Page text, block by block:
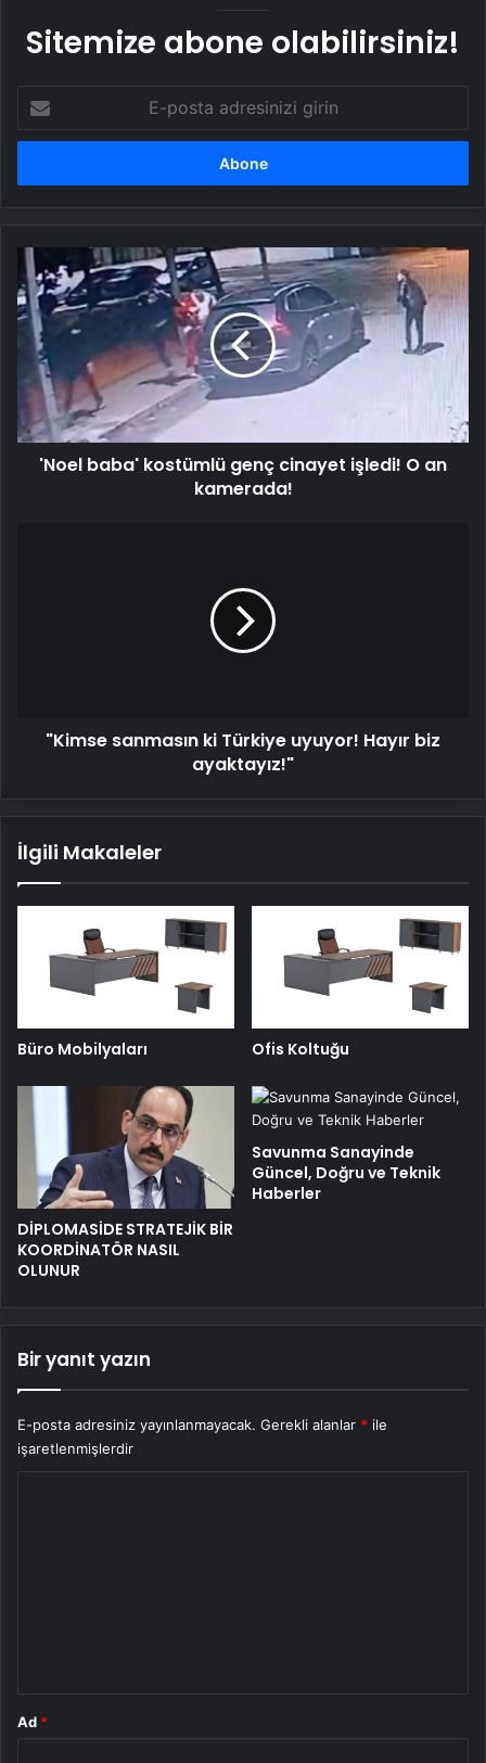
Sitemize abone olabilirsiniz!
posta
adresinizi
'Noel
baba'
kostümlü
genç
cinayet
işledi!
kamerada!
'Noel baba' kostümlü genç cinayet işledi! O an
kamerada!
"Kimse sanmasın ki Türkiye uyuyor! Hayır biz
ayaktayız!"
İlgili Makaleler
Büro Mobilyaları Ofis Koltuğu
DİPLOMASİDE STRATEJİK BİR
KOORDİNATÖR NASIL
OLUNUR
Savunma Sanayinde
Güncel, Doğru ve Teknik
Haberler
Bir yanıt yazın
E-posta adresiniz yayınlanmayacak. Gerekli alanlar * ile
işaretlenmişlerdir
Ad *